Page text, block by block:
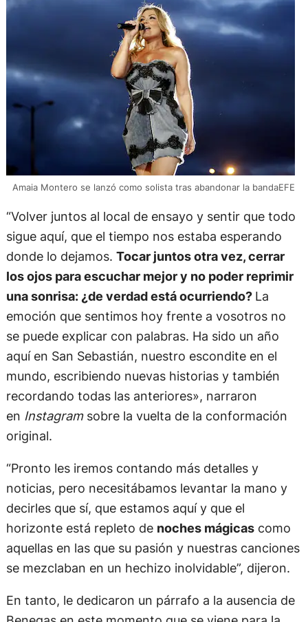
Amaia Montero se lanzó como solista tras abandonar la bandaEFE
“Volver juntos al local de ensayo y sentir que todo
sigue aquí, que el tiempo nos estaba esperando
donde lo dejamos. Tocar juntos otra vez, cerrar
los ojos para escuchar mejor y no poder reprimir
una sonrisa: ¿de verdad está ocurriendo? La
emoción que sentimos hoy frente a vosotros no
se puede explicar con palabras. Ha sido un año
aquí en San Sebastián, nuestro escondite en el
mundo, escribiendo nuevas historias y también
recordando todas las anteriores», narraron
en Instagram sobre la vuelta de la conformación
original.
“Pronto les iremos contando más detalles y
noticias, pero necesitábamos levantar la mano y
decirles que sí, que estamos aquí y que el
horizonte está repleto de noches mágicascomo
aquellas en las que su pasión y nuestras canciones
se mezclaban en un hechizo inolvidable”, dijeron.
En tanto, le dedicaron un párrafo a la ausencia de